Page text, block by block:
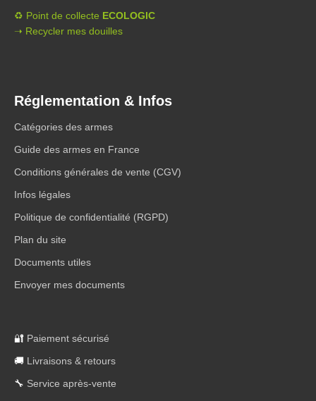
♻️ Point de collecte ECOLOGIC
➝ Recycler mes douilles
Réglementation & Infos
Catégories des armes
Guide des armes en France
Conditions générales de vente (CGV)
Infos légales
Politique de confidentialité (RGPD)
Plan du site
Documents utiles
Envoyer mes documents
🔐 Paiement sécurisé
🚚 Livraisons & retours
🔧 Service après-vente